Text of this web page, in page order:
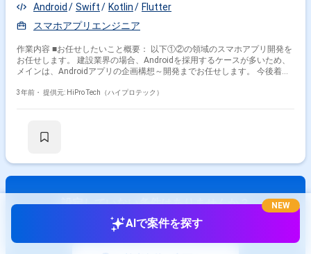
Android
Swift Kotlin
Flutter
スマホアプリエンジニア
作業内容 ■お任せしたいこと概要： 以下①②の領域のスマホアプリ開発を
お任せします。 建設業界の場合、Androidを採用するケースが多いため、
メインは、Androidアプリの企画構想～開発までお任せします。 今後着手
れば、ご参画いただく方に1人で開発全てをお任せすることが理想です。
な勤務形態をとっている建設業界において、現在世の中にあるアプリケー
要望のペーパレス化アプリ ※ローコード/ノーコードアプリでも可 建設業
の2024年問題や若手社員への技術継承など様々な建設業界の課題に対し
て、 同社のDX推進室にて、解決に向けて動いています。
https://www.sbbit.jp/article/st/125543 ※「建設業の2024年問題」2019年
3年前・ 提供元: HiPro Tech（ハイプロテック）
設定していない条件はありませんか？
スキル･リモート･単価などで絞り込み、
AIで案件を探す
NEW